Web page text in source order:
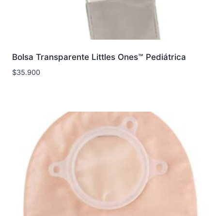
Bolsa Transparente Littles Ones™ Pediátrica
$35.900